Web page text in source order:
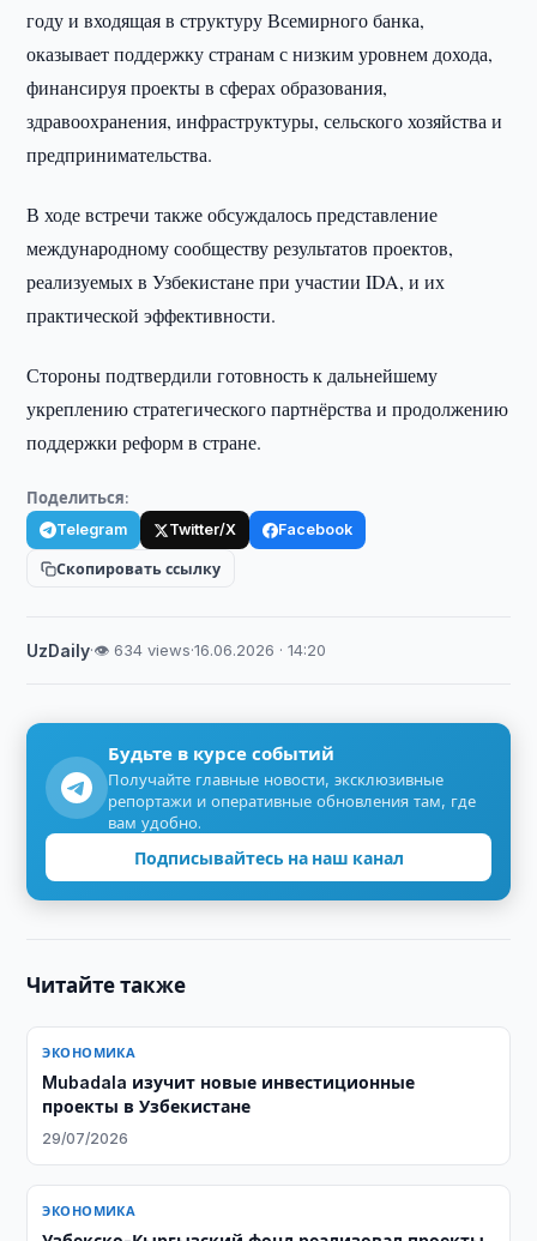
году и входящая в структуру Всемирного банка,
оказывает поддержку странам с низким уровнем дохода,
финансируя проекты в сферах образования,
здравоохранения, инфраструктуры, сельского хозяйства и
предпринимательства.
В ходе встречи также обсуждалось представление
международному сообществу результатов проектов,
реализуемых в Узбекистане при участии IDA, и их
практической эффективности.
Стороны подтвердили готовность к дальнейшему
укреплению стратегического партнёрства и продолжению
поддержки реформ в стране.
Поделиться:
Telegram Twitter/X Facebook
Скопировать ссылку
UzDaily·👁 634 views·16.06.2026 · 14:20
Будьте в курсе событий
Получайте главные новости, эксклюзивные
репортажи и оперативные обновления там, где
вам удобно.
Подписывайтесь на наш канал
Читайте также
ЭКОНОМИКА
Mubadala изучит новые инвестиционные
проекты в Узбекистане
29/07/2026
ЭКОНОМИКА